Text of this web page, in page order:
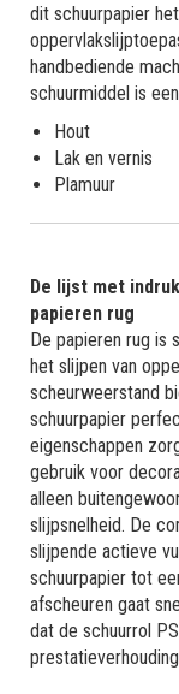
dit schuurpapier
handbediende
schuurmiddel is
Hout
Lak en vernis
Plamuur
De lijst met
papieren rug
De papieren rug is
het slijpen van
scheurweerstand
schuurpapier
eigenschappen
gebruik voor
alleen
slijpsnelheid. De
slijpende actieve
schuurpapier tot
afscheuren gaat
dat de schuurrol